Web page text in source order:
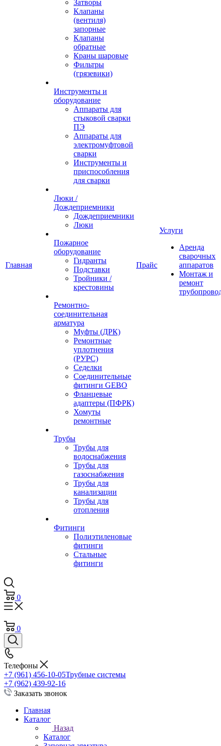
Главная
Затворы
Клапаны
(вентиля)
запорные
Клапаны
обратные
Краны шаровые
Фильтры
(грязевики)
Инструменты и
оборудование
Аппараты для
стыковой сварки
ПЭ
Аппараты для
электромуфтовой
сварки
Инструменты и
приспособления
для сварки
Люки /
Дождеприемники
Дождеприемники
Люки
Пожарное
оборудование
Гидранты
Подставки
Тройники /
крестовины
Ремонтно-
соединительная
арматура
Муфты (ДРК)
Ремонтные
уплотнения
(РУРС)
Седелки
Соединительные
фитинги GEBO
Фланцевые
адаптеры (ПФРК)
Хомуты
ремонтные
Трубы
Трубы для
водоснабжения
Трубы для
газоснабжения
Трубы для
канализации
Трубы для
отопления
Фитинги
Полиэтиленовые
фитинги
Стальные
фитинги
Прайс
Услуги
Аренда
сварочных
аппаратов
Монтаж и
ремонт
0
0
Телефоны
+7 (961) 456-10-05Трубные системы
+7 (962) 439-92-16
Заказать звонок
Главная
Каталог
Назад
Каталог